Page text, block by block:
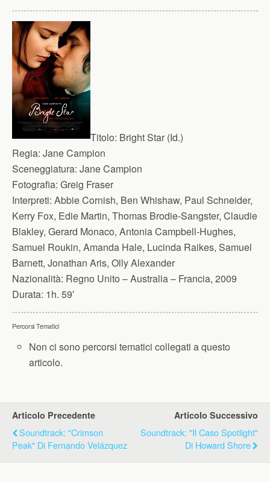
Titolo: Bright Star (Id.)
Regia: Jane Campion
Sceneggiatura: Jane Campion
Fotografia: Greig Fraser
Interpreti: Abbie Cornish, Ben Whishaw, Paul Schneider,
Kerry Fox, Edie Martin, Thomas Brodie-Sangster, Claudie
Blakley, Gerard Monaco, Antonia Campbell-Hughes,
Samuel Roukin, Amanda Hale, Lucinda Raikes, Samuel
Barnett, Jonathan Aris, Olly Alexander
Nazionalità: Regno Unito – Australia – Francia, 2009
Durata: 1h. 59′
Percorsi Tematici
Non ci sono percorsi tematici collegati a questo
articolo.
Articolo Precedente
Soundtrack: "Crimson
Peak" Di Fernando Velázquez
Articolo Successivo
Soundtrack: "Il Caso Spotlight"
Di Howard Shore